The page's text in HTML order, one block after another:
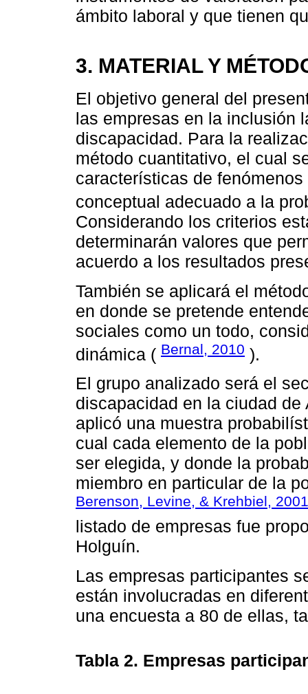
ámbito laboral y que tienen
3. MATERIAL Y
El objetivo general del
las empresas en la inclusión
discapacidad. Para la
método cuantitativo, el cual
características de
conceptual adecuado a la
Considerando los criterios
determinarán valores que
acuerdo a los resultados
También se aplicará el
en donde se pretende
sociales como un todo,
dinámica ( Bernal, 2010 ).
El grupo analizado será el
discapacidad en la ciudad
aplicó una muestra
cual cada elemento de la
ser elegida, y donde la
miembro en particular de la
Berenson, Levine, & Krehbiel, 2001
listado de empresas fue
Holguín.
Las empresas participantes
están involucradas en
una encuesta a 80 de ellas,
Tabla 2. Empresas